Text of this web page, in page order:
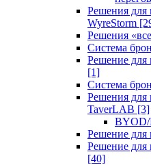
Решения для
WyreStorm
Решения
Система
Решение для
[1]
Система
Решения для
TaverLAB [3]
Решение для
Решение для
[40]